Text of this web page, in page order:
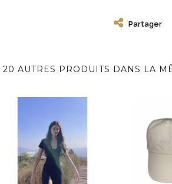
Partager
20 AUTRES PRODUITS DANS LA